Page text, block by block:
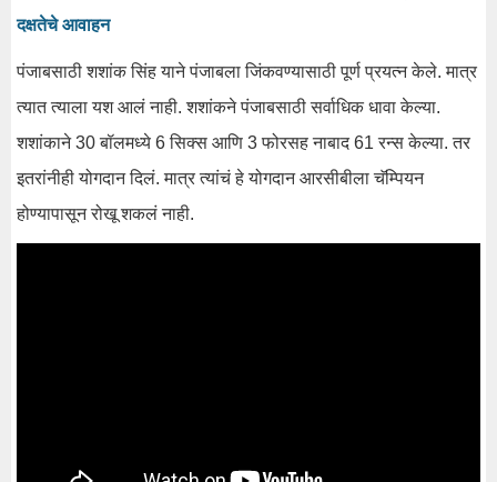
दक्षतेचे आवाहन
पंजाबसाठी शशांक सिंह याने पंजाबला जिंकवण्यासाठी पूर्ण प्रयत्न केले. मात्र
त्यात त्याला यश आलं नाही. शशांकने पंजाबसाठी सर्वाधिक धावा केल्या.
शशांकाने 30 बॉलमध्ये 6 सिक्स आणि 3 फोरसह नाबाद 61 रन्स केल्या. तर
इतरांनीही योगदान दिलं. मात्र त्यांचं हे योगदान आरसीबीला चॅम्पियन
होण्यापासून रोखू शकलं नाही.